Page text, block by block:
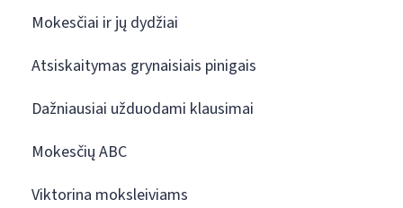
Mokesčiai ir jų dydžiai
Atsiskaitymas grynaisiais pinigais
Dažniausiai užduodami klausimai
Mokesčių ABC
Viktorina moksleiviams